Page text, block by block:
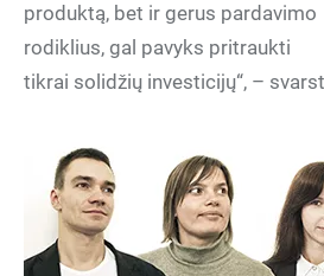
produktą, bet ir gerus pardavimo
rodiklius, gal pavyks pritraukti
tikrai solidžių investicijų“, –